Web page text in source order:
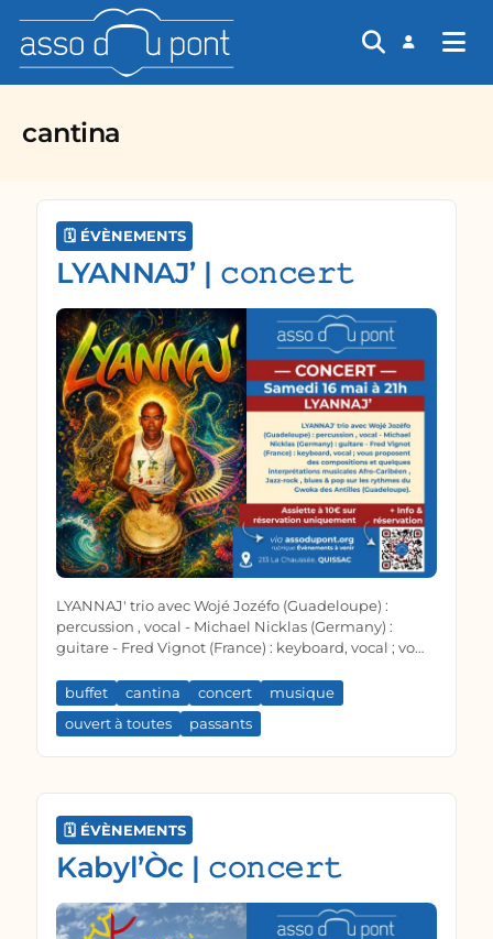
cantina
🗓️ ÉVÈNEMENTS
LYANNAJ’ | 𝚌𝚘𝚗𝚌𝚎𝚛𝚝
LYANNAJ' trio avec Wojé Jozéfo (Guadeloupe) :
percussion , vocal - Michael Nicklas (Germany) :
guitare - Fred Vignot (France) : keyboard, vocal ; vous
interprétations musicales Afro-Caribéen , Jazz-rock ,
blues & pop sur les rythmes du Gwoka des Antilles
(Guadeloupe).
buffet cantina concert
musique
ouvert à toutes
passants
🗓️ ÉVÈNEMENTS
Kabyl’Òc | 𝚌𝚘𝚗𝚌𝚎𝚛𝚝